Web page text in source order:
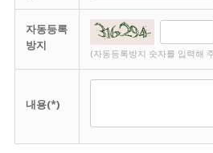
자동등록
방지
(자동등록방지 숫자를 입력해
내용(*)